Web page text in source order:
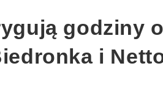
godziny
i